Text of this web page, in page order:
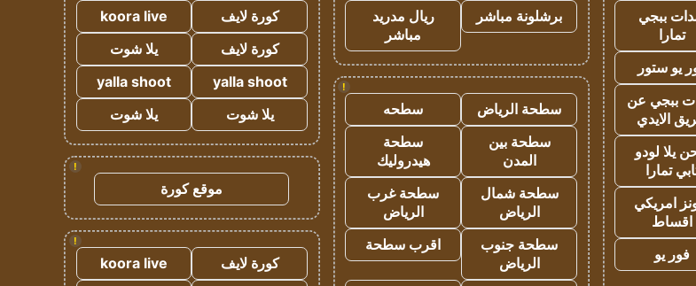
ببجي
تمارا
يو ستور
ببجي عن
الايدي
يلا لودو
تمارا
امريكي
اقساط
فور يو
برشلونة مباشر
ريال مدريد
مباشر
!
سطحة الرياض
سطحه
سطحة بين
المدن
سطحة
هيدروليك
سطحة شمال
الرياض
سطحة غرب
الرياض
سطحة جنوب
الرياض
اقرب سطحة
كورة لايف
koora live
كورة لايف
يلا شوت
yalla shoot
yalla shoot
يلا شوت
يلا شوت
!
موقع كورة
!
كورة لايف
koora live